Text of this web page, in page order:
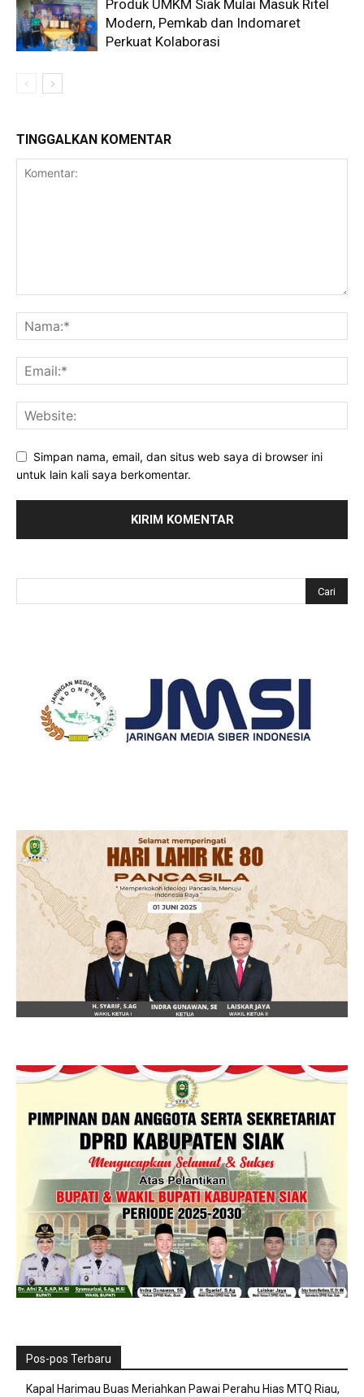
Produk UMKM Siak Mulai Masuk Ritel
Modern, Pemkab dan Indomaret
Perkuat Kolaborasi
TINGGALKAN KOMENTAR
Simpan nama, email, dan situs web saya di browser ini
untuk lain kali saya berkomentar.
Pos-pos Terbaru
Kapal Harimau Buas Meriahkan Pawai Perahu Hias MTQ Riau,